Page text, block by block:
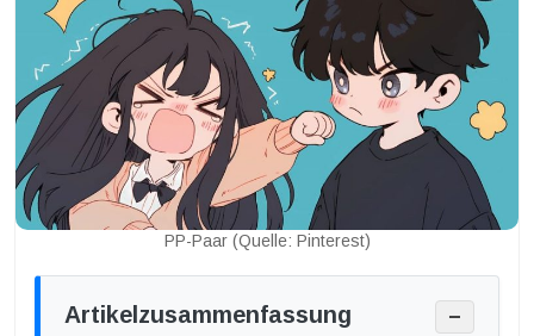
PP-Paar (Quelle: Pinterest)
Artikelzusammenfassung −